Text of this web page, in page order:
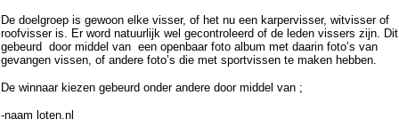
De doelgroep is gewoon elke visser, of het nu een karpervisser, witvisser of
roofvisser is. Er word natuurlijk wel gecontroleerd of de leden vissers zijn. Dit
gebeurd door middel van een openbaar foto album met daarin foto’s van
gevangen vissen, of andere foto’s die met sportvissen te maken hebben.
De winnaar kiezen gebeurd onder andere door middel van ;
-naam loten.nl